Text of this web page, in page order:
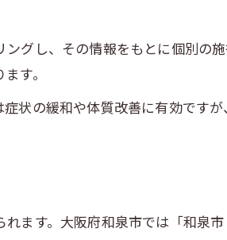
グし、その情報をもとに個別の
す。
状の緩和や体質改善に有効です
ます。大阪府和泉市では「和泉